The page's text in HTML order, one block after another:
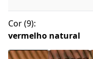
Cor(9):
vermelho natural